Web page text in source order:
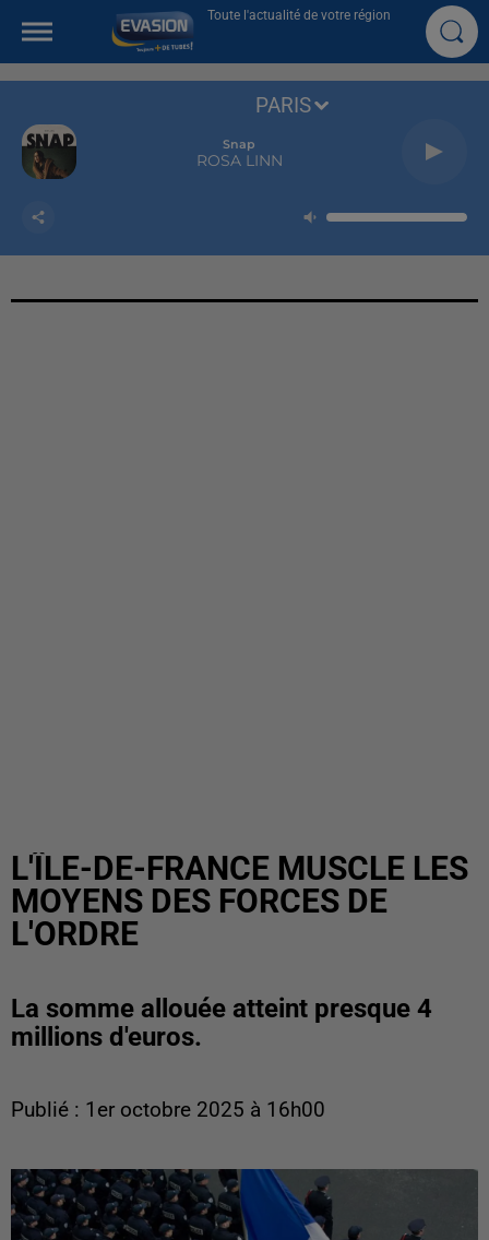
Toute l'actualité de votre région
Snap
ROSA LINN
PARIS
L'ÎLE-DE-FRANCE MUSCLE LES
MOYENS DES FORCES DE
L'ORDRE
La somme allouée atteint presque 4
millions d'euros.
Publié : 1er octobre 2025 à 16h00